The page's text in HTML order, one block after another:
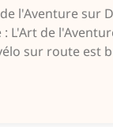
l'Aventure sur
: L'Art de
sur route est